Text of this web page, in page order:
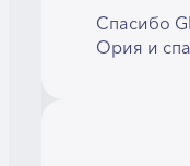
Спасибо
Ория и